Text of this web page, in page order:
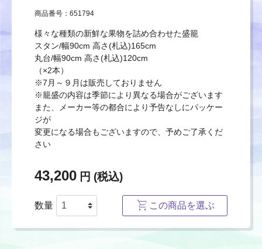
商品番号：651794
様々な種類の新鮮な果物を詰め合わせた盛籠
スタン/幅90cm 高さ(札込)165cm
丸台/幅90cm 高さ(札込)120cm
（×2本）
※7月～９月は販売しておりません
※籠盛の内容は季節により異なる場合がございます
また、メーカー等の都合により予告なしにパッケー
ジが
変更になる場合もございますので、予めご了承くだ
さい
43,200 円 (税込)
数量 この商品を選ぶ